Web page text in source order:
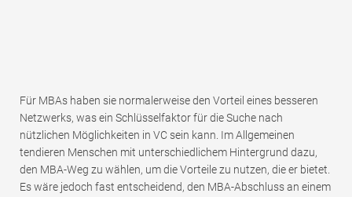
Für MBAs haben sie normalerweise den Vorteil eines besseren
Netzwerks, was ein Schlüsselfaktor für die Suche nach
nützlichen Möglichkeiten in VC sein kann. Im Allgemeinen
tendieren Menschen mit unterschiedlichem Hintergrund dazu,
den MBA-Weg zu wählen, um die Vorteile zu nutzen, die er bietet.
Es wäre jedoch fast entscheidend, den MBA-Abschluss an einem